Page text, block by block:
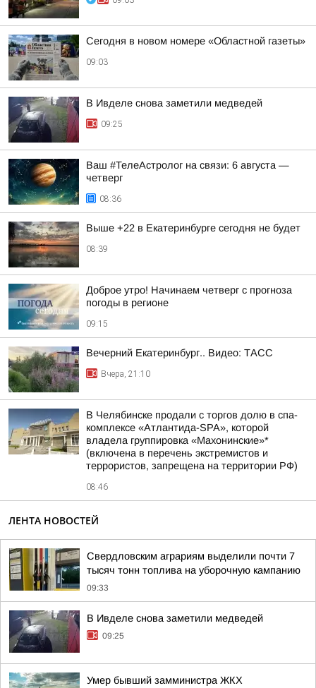
Сегодня в новом номере «Областной газеты»
09:03
В Ивделе снова заметили медведей
09:25
Ваш #ТелеАстролог на связи: 6 августа —
четверг
08:36
Выше +22 в Екатеринбурге сегодня не будет
08:39
Доброе утро! Начинаем четверг с прогноза
погоды в регионе
09:15
Вечерний Екатеринбург.. Видео: ТАСС
Вчера, 21:10
В Челябинске продали с торгов долю в спа-
комплексе «Атлантида-SPA», которой
владела группировка «Махонинские»*
(включена в перечень экстремистов и
террористов, запрещена на территории РФ)
08:46
ЛЕНТА НОВОСТЕЙ
Свердловским аграриям выделили почти 7
тысяч тонн топлива на уборочную кампанию
09:33
В Ивделе снова заметили медведей
09:25
Умер бывший замминистра ЖКХ